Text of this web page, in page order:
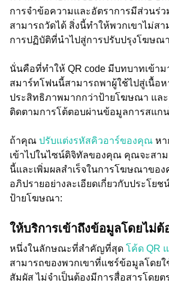
การจำข้อความและอัตราการมีส่วนร่
สามารถวัดได้ สิ่งนี้ทำให้พวกเขาไม่สา
การปฏิบัติที่นำไปสู่การปรับปรุงโฆษณ
นั่นคือที่ทำให้ QR code มีบทบาทเข้า
สมาร์ทโฟนนี้สามารถพาผู้ใช้ไปสู่เนื้อ
ประสิทธิภาพมากกว่าป้ายโฆษณา แล
ติดตามการโต้ตอบผ่านข้อมูลการสแกน
ถ้าคุณ ปรับแต่งรหัสคิวอาร์ของคุณ หา
เข้าไปในไซน์ดิจิทัลของคุณ คุณจะสา
นี้และเพิ่มผลสำเร็จในการโฆษณาขอ
อภิปรายอย่างละเอียดเกี่ยวกับประโยช
ป้ายโฆษณา:
ให้บริการเข้าถึงข้อมูลโดยไม่ต้
หนึ่งในลักษณะที่สำคัญที่สุด โค้ด QR
สามารถของพวกเขาที่แชร์ข้อมูลโดย
สัมผัส ไม่จำเป็นต้องมีการสื่อสารโดยต